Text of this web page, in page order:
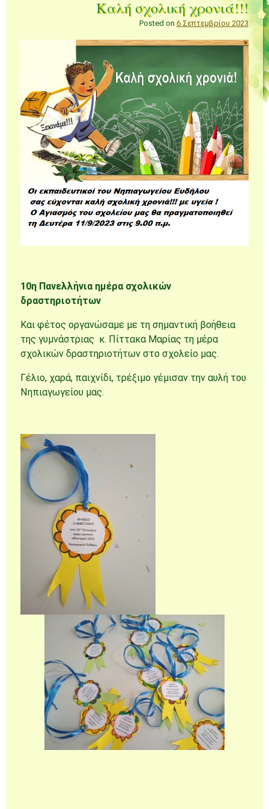
Καλή σχολική χρονιά!!!
Posted on 6 Σεπτεμβρίου 2023
10η Πανελλήνια ημέρα σχολικών
δραστηριοτήτων
Και φέτος οργανώσαμε με τη σημαντική βοήθεια
της γυμνάστριας κ. Πίττακα Μαρίας τη μέρα
σχολικών δραστηριοτήτων στο σχολείο μας.
Γέλιο, χαρά, παιχνίδι, τρέξιμο γέμισαν την αυλή του
Νηπιαγωγείου μας.